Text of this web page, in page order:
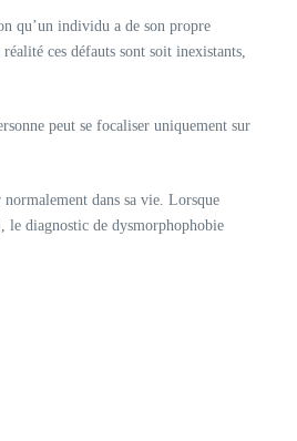
qu’un individu a de son propre
ces défauts sont soit inexistants,
peut se focaliser uniquement sur
dans sa vie. Lorsque
le diagnostic de dysmorphophobie